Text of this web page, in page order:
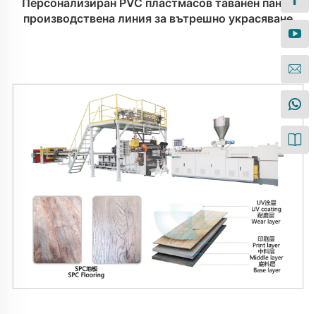
Персонализиран PVC пластмасов таванен панел
производствена линия за вътрешно украсяване